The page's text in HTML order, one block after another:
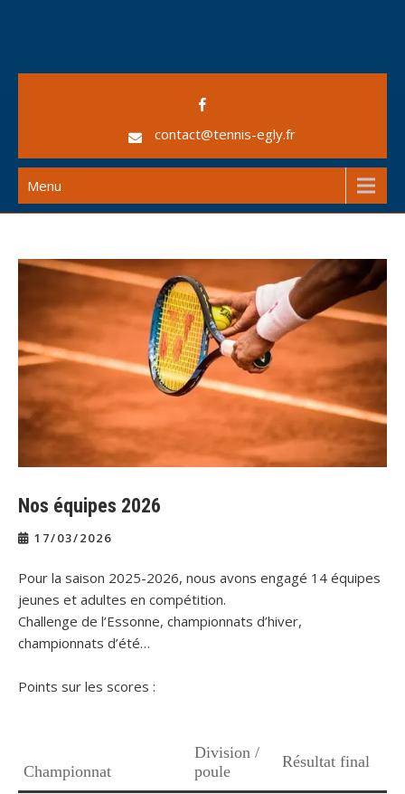
AS Egly Tennis
contact@tennis-egly.fr
Menu
Nos équipes 2026
17/03/2026
Pour la saison 2025-2026, nous avons engagé 14 équipes
jeunes et adultes en compétition.
Challenge de l’Essonne, championnats d’hiver,
championnats d’été…
Points sur les scores :
Championnat
Division /
poule
Résultat final